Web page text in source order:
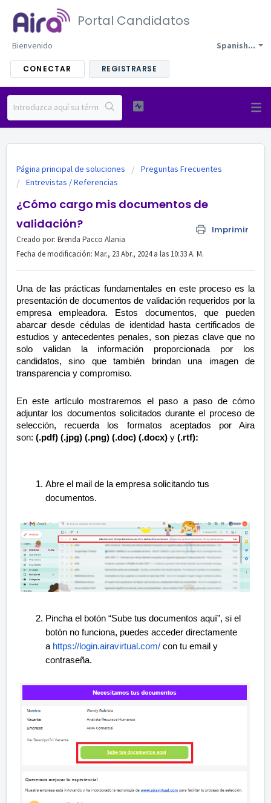
Portal Candidatos
Spanish...
Bienvenido
CONECTAR REGISTRARSE
Página principal de soluciones
Preguntas Frecuentes
Entrevistas / Referencias
¿Cómo cargo mis documentos de
validación?
Imprimir
Creado por: Brenda Pacco Alania
Fecha de modificación: Mar., 23 Abr., 2024 a las 10:33 A. M.
Una de las prácticas fundamentales en este proceso es la
presentación de documentos de validación requeridos por la
empresa empleadora. Estos documentos, que pueden
abarcar desde cédulas de identidad hasta certificados de
estudios y antecedentes penales, son piezas clave que no
solo validan la información proporcionada por los
candidatos, sino que también brindan una imagen de
transparencia y compromiso.
En este artículo mostraremos el paso a paso de cómo
adjuntar los documentos solicitados durante el proceso de
selección, recuerda los formatos aceptados por Aira
son: (.pdf) (.jpg) (.png) (.doc) (.docx) y (.rtf):
Abre el mail de la empresa solicitando tus
documentos.
Pincha el botón “Sube tus documentos aquí”, si el
botón no funciona, puedes acceder directamente
a https://login.airavirtual.com/ con tu email y
contraseña.